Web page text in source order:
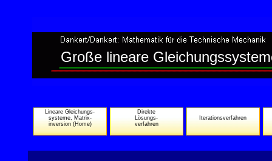
Große lineare
Lineare Gleichungs-
systeme, Matrix-
inversion (Home)
Direkte
Lösungs-
verfahren
Iterationsverfahren